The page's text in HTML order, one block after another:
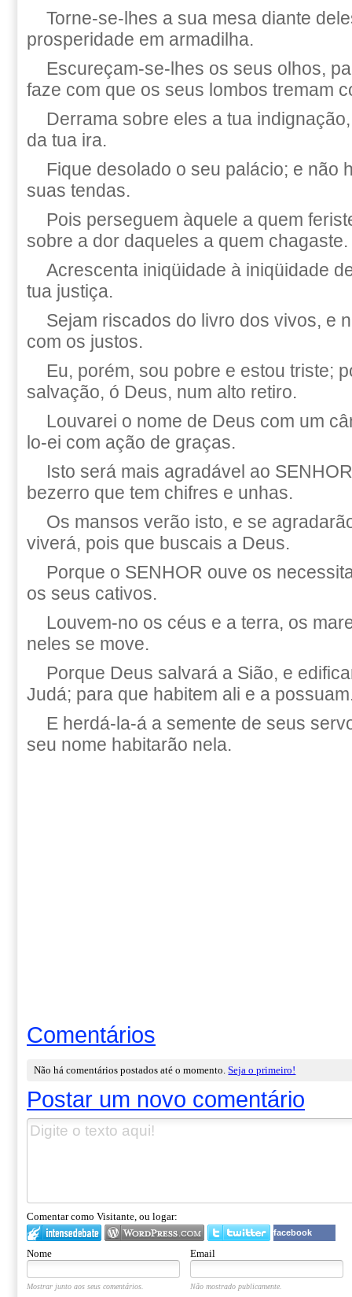
Torne-se-lhes a sua mesa diante
prosperidade em armadilha.
Escureçam-se-lhes os seus olhos,
faze com que os seus lombos tremam
Derrama sobre eles a tua
da tua ira.
Fique desolado o seu palácio; e não
suas tendas.
Pois perseguem àquele a quem
sobre a dor daqueles a quem chagaste.
Acrescenta iniqüidade à iniqüidade
tua justiça.
Sejam riscados do livro dos vivos, e
com os justos.
Eu, porém, sou pobre e estou triste;
salvação, ó Deus, num alto retiro.
Louvarei o nome de Deus com um
lo-ei com ação de graças.
Isto será mais agradável ao
bezerro que tem chifres e unhas.
Os mansos verão isto, e se
viverá, pois que buscais a Deus.
Porque o SENHOR ouve os
os seus cativos.
Louvem-no os céus e a terra, os
neles se move.
Porque Deus salvará a Sião, e
Judá; para que habitem ali e a
E herdá-la-á a semente de seus
seu nome habitarão nela.
Comentários
Não há comentários postados até o momento.Seja o primeiro!
Postar um novo comentário
Comentar como Visitante, ou logar:
facebook
Nome Email
Mostrar junto aos seus comentários. Não mostrado publicamente.